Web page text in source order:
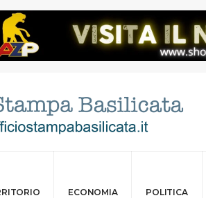
ECONOMIA POLITICA